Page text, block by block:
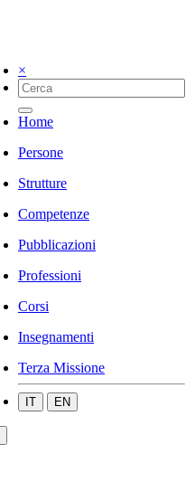
×
Home
Persone
Strutture
Competenze
Pubblicazioni
Professioni
Corsi
Insegnamenti
Terza Missione
IT EN